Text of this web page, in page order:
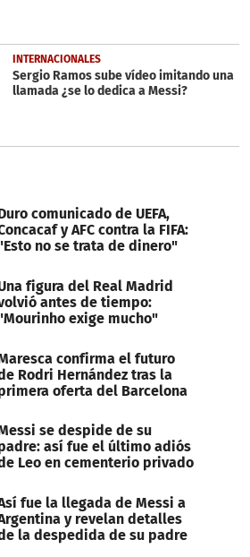
INTERNACIONALES
Sergio Ramos sube vídeo imitando una
llamada ¿se lo dedica a Messi?
comunicado de UEFA,
y AFC contra la FIFA:
no se trata de dinero"
figura del Real Madrid
antes de tiempo:
exige mucho"
confirma el futuro
Rodri Hernández tras la
oferta del Barcelona
se despide de su
así fue el último adiós
Leo en cementerio privado
fue la llegada de Messi a
y revelan detalles
la despedida de su padre